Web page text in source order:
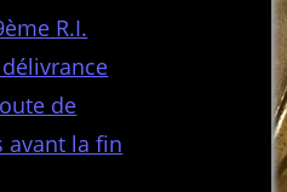
R.I.
de
avant la fin